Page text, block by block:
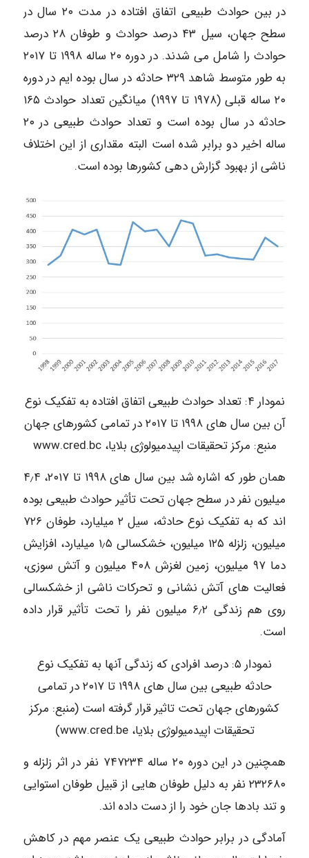
در بین حوادث طبیعی اتفاق افتاده در مدت ۲۰ سال در
سطح جهان، سیل ۴۳ درصد حوادث و طوفان ۲۸ درصد
حوادث را شامل می شدند. در دوره ۲۰ ساله ۱۹۹۸ تا ۲۰۱۷
به طور متوسط شاهد ۳۲۹ حادثه در سال بوده ایم در دوره
۲۰ ساله قبلی (۱۹۷۸ تا ۱۹۹۷) میانگین تعداد حوادث ۱۶۵
حادثه در سال بوده است و تعداد حوادث طبیعی در ۲۰
ساله اخیر دو برابر شده است البته مقداری از این اختلاف
ناشی از بهبود گزارش دهی کشورها بوده است.
نمودار ۴: تعداد حوادث طبیعی اتفاق افتاده به تفکیک نوع
آن بین سال های ۱۹۹۸ تا ۲۰۱۷ در تمامی کشورهای جهان
منبع: مرکز تحقیقات اپیدمیولوژی بلایا، www.cred.bc
همان طور که اشاره شد بین سال های ۱۹۹۸ تا ۲۰۱۷، ۴٫۴
میلیون نفر در سطح جهان تحت تأثير حوادث طبیعی بوده
اند که به تفکیک نوع حادثه، سیل ۲ میلیارد، طوفان ۷۲۶
میلیون، زلزله ۱۲۵ میلیون، خشکسالی ۱٫۵ میلیارد، افزایش
دما ۹۷ میلیون، زمین لغزش ۴۰۸ میلیون و آتش سوزی،
فعالیت های آتش نشانی و تحرکات ناشی از خشکسالی
روی هم زندگی ۶٫۲ میلیون نفر را تحت تأثیر قرار داده
است.
نمودار ۵: درصد افرادی که زندگی آنها به تفکیک نوع
حادثه طبیعی بین سال های ۱۹۹۸ تا ۲۰۱۷ در تمامی
کشورهای جهان تحت تاثیر قرار گرفته است (منبع: مرکز
تحقیقات اپیدمیولوژی بلایا، www.cred.be)
همچنین در این دوره ۲۰ ساله ۷۴۷۲۳۴ نفر در اثر زلزله و
۲۳۲۶۸۰ نفر به دلیل طوفان هایی از قبیل طوفان استوایی
و تند بادها جان خود را از دست داده اند.
آمادگی در برابر حوادث طبیعی یک عنصر مهم در کاهش